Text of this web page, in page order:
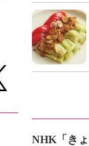
NHK「きょ